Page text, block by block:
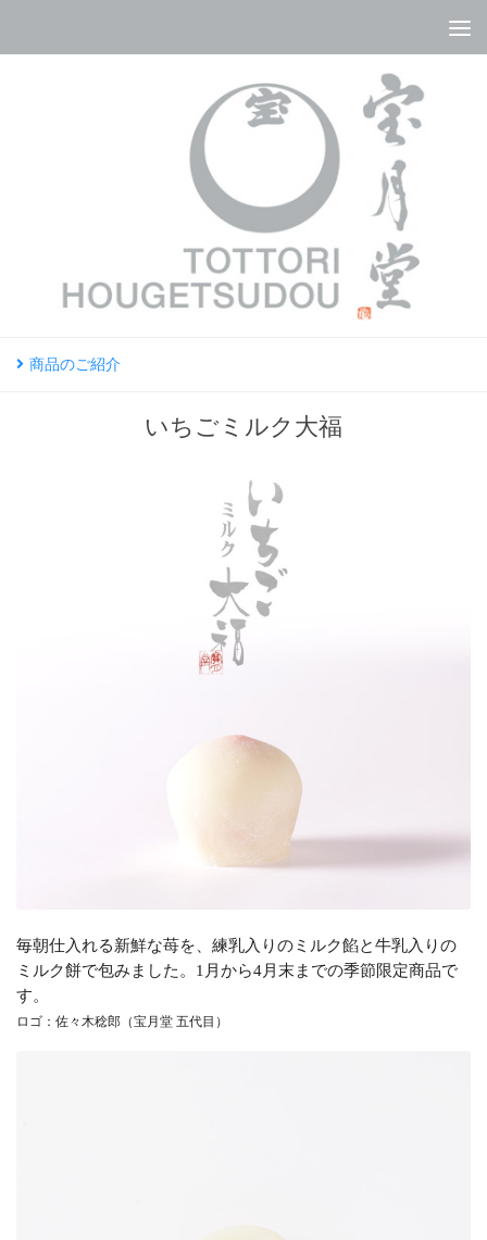
商品のご紹介
いちごミルク大福
毎朝仕入れる新鮮な苺を、練乳入りのミルク餡と牛乳入りの
ミルク餅で包みました。1月から4月末までの季節限定商品で
す。
ロゴ：佐々木稔郎（宝月堂 五代目）